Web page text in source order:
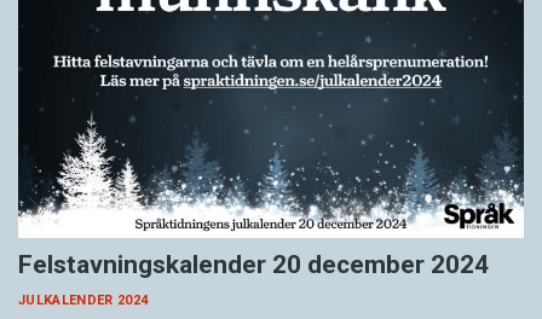
Felstavningskalender 20 december 2024
JULKALENDER 2024